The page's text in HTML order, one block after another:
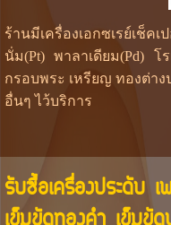
ร้านมีเครื่องเอกซเรย์เช็ค
นั่ม(Pt) พาลาเดียม(Pd) โ
กรอบพระ เหรียญ ทองต่า
อื่นๆ ไว้บริการ
รับซื้อเครื่องประดับ